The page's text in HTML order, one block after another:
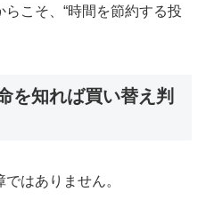
こそ、“時間を節約する投
を知れば買い替え判
はありません。